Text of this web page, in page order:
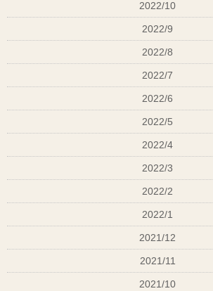
2022/10
2022/9
2022/8
2022/7
2022/6
2022/5
2022/4
2022/3
2022/2
2022/1
2021/12
2021/11
2021/10